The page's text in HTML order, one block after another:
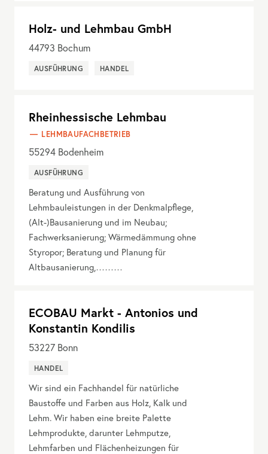
Holz- und Lehmbau GmbH
44793 Bochum
AUSFÜHRUNG HANDEL
Rheinhessische Lehmbau
LEHMBAUFACHBETRIEB
55294 Bodenheim
AUSFÜHRUNG
Beratung und Ausführung von
Lehmbauleistungen in der Denkmalpflege,
(Alt-)Bausanierung und im Neubau;
Fachwerksanierung; Wärmedämmung ohne
Styropor; Beratung und Planung für
Altbausanierung,………
ECOBAU Markt - Antonios und
Konstantin Kondilis
53227 Bonn
HANDEL
Wir sind ein Fachhandel für natürliche
Baustoffe und Farben aus Holz, Kalk und
Lehm. Wir haben eine breite Palette
Lehmprodukte, darunter Lehmputze,
Lehmfarben und Flächenheizungen für